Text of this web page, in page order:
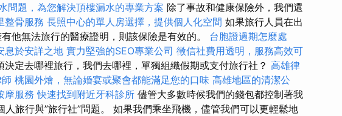
問題，為您解決頂樓漏水的專業方案 除了事故和健康保險外，我們還
整骨服務 長照中心的單人房選擇，提供個人化空間 如果旅行人員在出
他無法旅行的醫療證明，則該保險是有效的。 台胞證過期怎麼處
息於安詳之地 實力堅強的SEO專業公司 徵信社費用透明，服務高效可
定去哪裡旅行，我們去哪裡，單獨組織假期或支付旅行社？ 高雄律
桃園外燴，無論婚宴或聚會都能滿足您的口味 高雄地區的清潔公
摩服務快速找到附近牙科診所 儘管大多數時候我們的錢包都控制著我
旅行與”旅行社”問題。 如果我們乘坐飛機，儘管我們可以更輕鬆地